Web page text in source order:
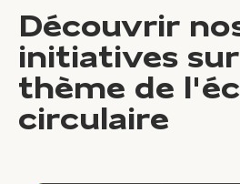
Découvrir
initiatives
thème de
circulaire